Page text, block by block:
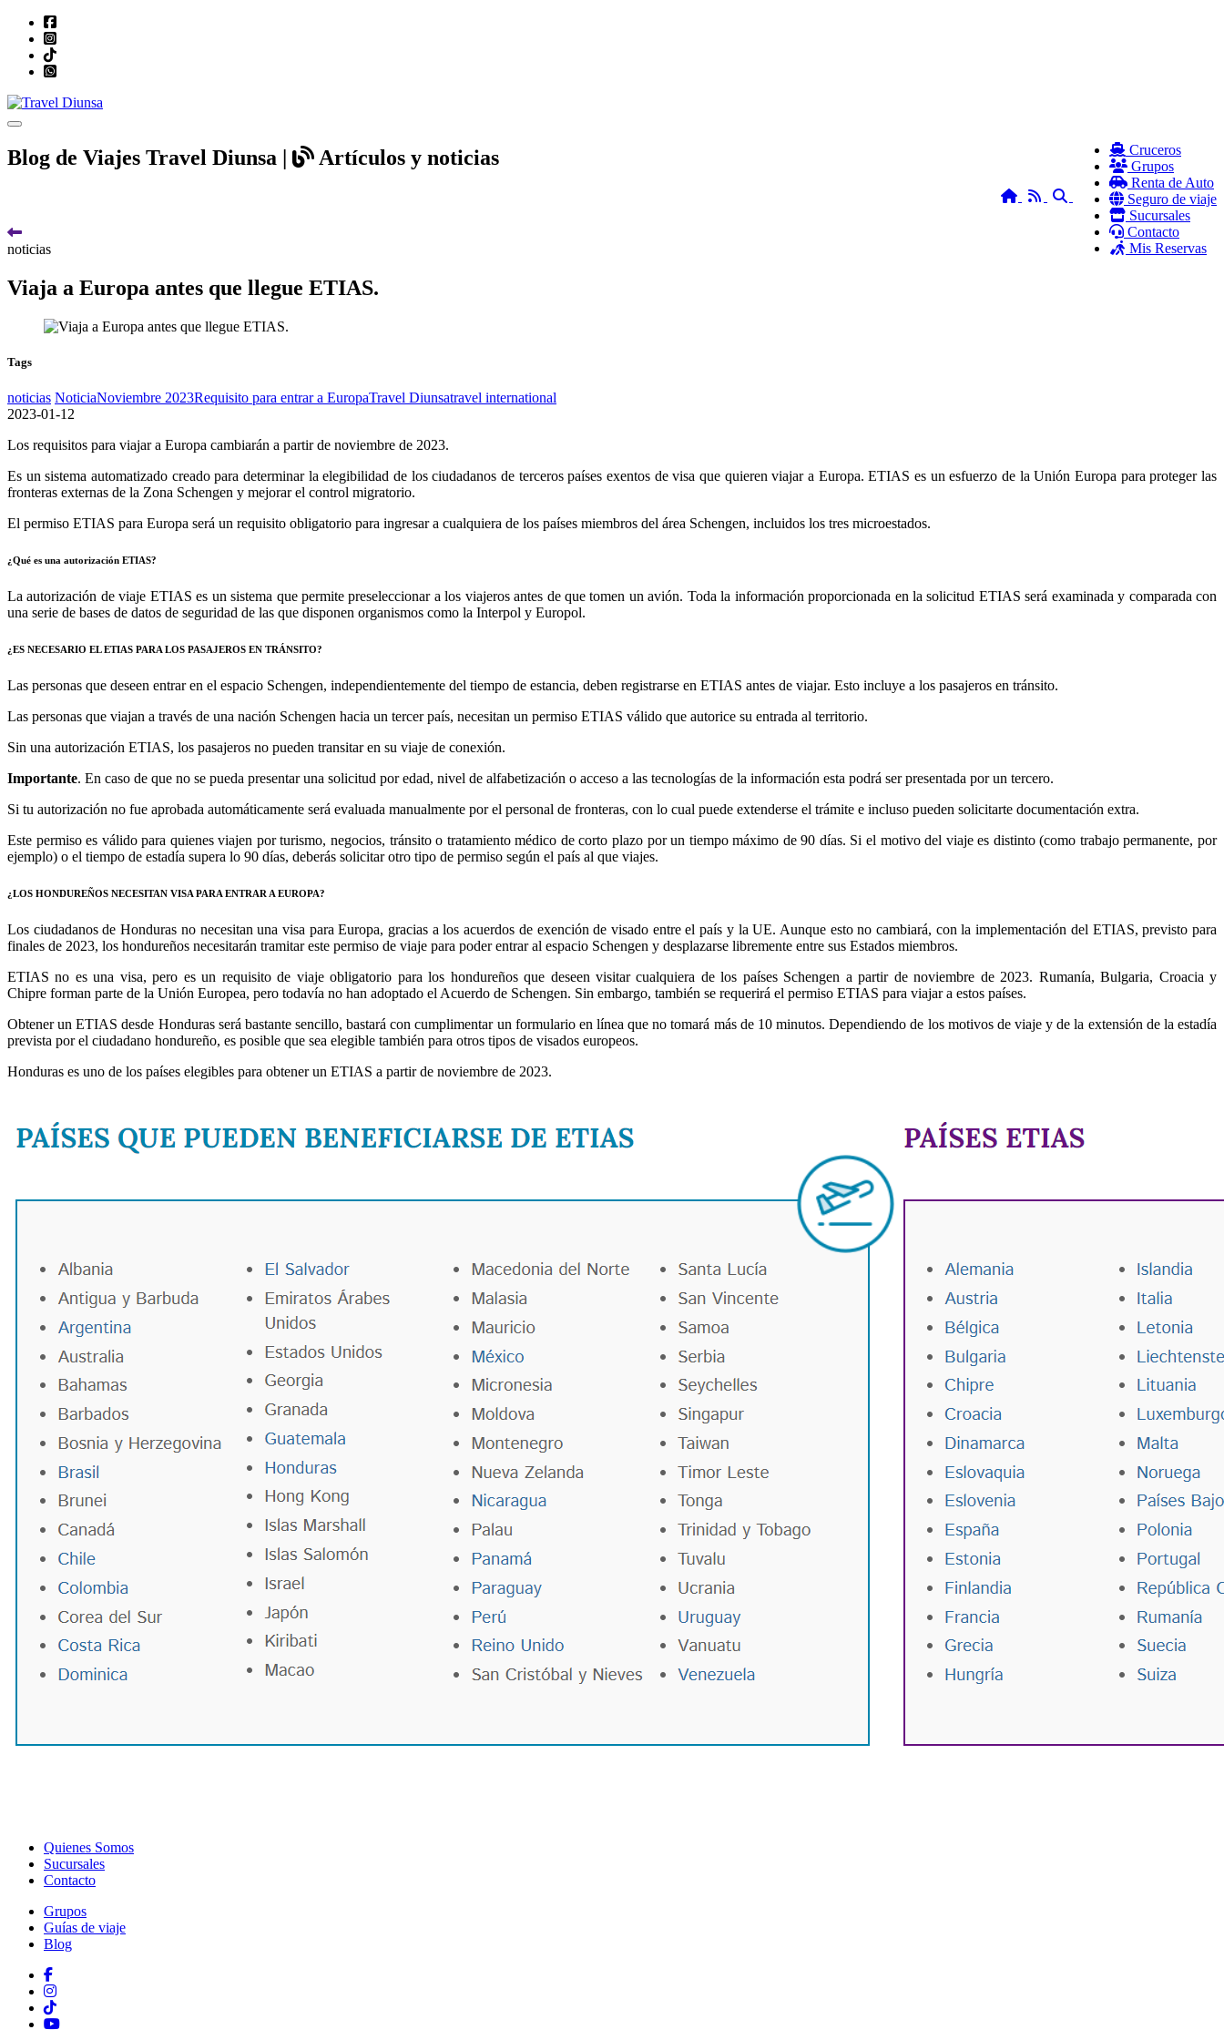
Toggle navigation
Cruceros
Grupos
Renta de Auto
Seguro de viaje
Sucursales
Contacto
Mis Reservas
Blog de Viajes Travel Diunsa | Artículos y noticias
HomeRSS Search
noticias
Viaja a Europa antes que llegue ETIAS.
Tags
noticias NoticiaNoviembre 2023Requisito para entrar a EuropaTravel Diunsatravel international
2023-01-12
Los requisitos para viajar a Europa cambiarán a partir de noviembre de 2023.
Es un sistema automatizado creado para determinar la elegibilidad de los ciudadanos de terceros países exentos de visa que quieren viajar a Europa. ETIAS es un esfuerzo de la Unión Europa para proteger las
fronteras externas de la Zona Schengen y mejorar el control migratorio.
El permiso ETIAS para Europa será un requisito obligatorio para ingresar a cualquiera de los países miembros del área Schengen, incluidos los tres microestados.
¿Qué es una autorización ETIAS?
La autorización de viaje ETIAS es un sistema que permite preseleccionar a los viajeros antes de que tomen un avión. Toda la información proporcionada en la solicitud ETIAS será examinada y comparada con
una serie de bases de datos de seguridad de las que disponen organismos como la Interpol y Europol.
¿ES NECESARIO EL ETIAS PARA LOS PASAJEROS EN TRÁNSITO?
Las personas que deseen entrar en el espacio Schengen, independientemente del tiempo de estancia, deben registrarse en ETIAS antes de viajar. Esto incluye a los pasajeros en tránsito.
Las personas que viajan a través de una nación Schengen hacia un tercer país, necesitan un permiso ETIAS válido que autorice su entrada al territorio.
Sin una autorización ETIAS, los pasajeros no pueden transitar en su viaje de conexión.
Importante. En caso de que no se pueda presentar una solicitud por edad, nivel de alfabetización o acceso a las tecnologías de la información esta podrá ser presentada por un tercero.
Si tu autorización no fue aprobada automáticamente será evaluada manualmente por el personal de fronteras, con lo cual puede extenderse el trámite e incluso pueden solicitarte documentación extra.
Este permiso es válido para quienes viajen por turismo, negocios, tránsito o tratamiento médico de corto plazo por un tiempo máximo de 90 días. Si el motivo del viaje es distinto (como trabajo permanente, por
ejemplo) o el tiempo de estadía supera lo 90 días, deberás solicitar otro tipo de permiso según el país al que viajes.
¿LOS HONDUREÑOS NECESITAN VISA PARA ENTRAR A EUROPA?
Los ciudadanos de Honduras no necesitan una visa para Europa, gracias a los acuerdos de exención de visado entre el país y la UE. Aunque esto no cambiará, con la implementación del ETIAS, previsto para
finales de 2023, los hondureños necesitarán tramitar este permiso de viaje para poder entrar al espacio Schengen y desplazarse libremente entre sus Estados miembros.
ETIAS no es una visa, pero es un requisito de viaje obligatorio para los hondureños que deseen visitar cualquiera de los países Schengen a partir de noviembre de 2023. Rumanía, Bulgaria, Croacia y
Chipre forman parte de la Unión Europea, pero todavía no han adoptado el Acuerdo de Schengen. Sin embargo, también se requerirá el permiso ETIAS para viajar a estos países.
Obtener un ETIAS desde Honduras será bastante sencillo, bastará con cumplimentar un formulario en línea que no tomará más de 10 minutos. Dependiendo de los motivos de viaje y de la extensión de la estadía
prevista por el ciudadano hondureño, es posible que sea elegible también para otros tipos de visados europeos.
Honduras es uno de los países elegibles para obtener un ETIAS a partir de noviembre de 2023.
Quienes Somos
Sucursales
Contacto
Grupos
Guías de viaje
Blog